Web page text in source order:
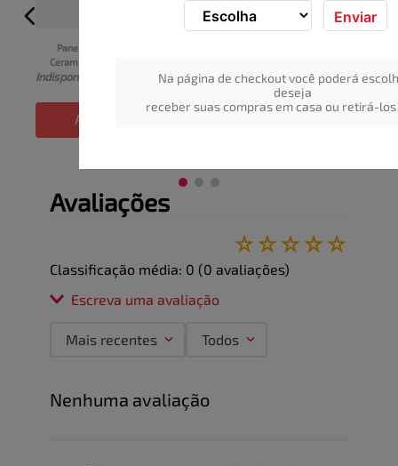
Enviar
Na página de checkout você poderá
deseja
receber suas compras em casa ou retirá-
Panela de Pressão Brinox
Ceramic Life 4,5L
Indisponível
ADICIONAR
Preto Antiaderente Starflon
Indisponível
Avaliações
☆☆☆☆☆
Classificação média: 0 (0 avaliações)
Escreva uma avaliação
Título
Mais recentes Todos
Nenhuma avaliação